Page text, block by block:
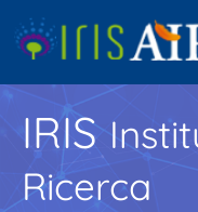
IRIS
Ricerca